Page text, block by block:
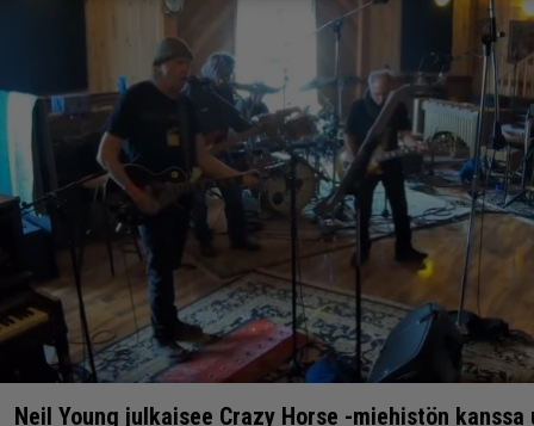
27.6.2024 21:51 Anssi Eriksson
Neil Young julkaisee Crazy Horse -miehistön kanssa